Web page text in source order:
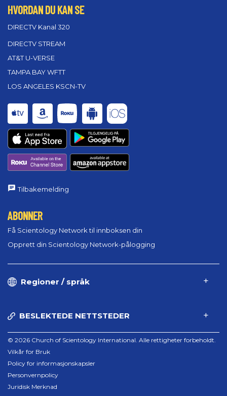
HVORDAN DU KAN SE
DIRECTV Kanal 320
DIRECTV STREAM
AT&T U-VERSE
TAMPA BAY WFTT
LOS ANGELES KSCN-TV
Tilbakemelding
ABONNER
Få Scientology Network til innboksen din
Opprett din Scientology Network-pålogging
Regioner / språk
BESLEKTEDE NETTSTEDER
© 2026 Church of Scientology International. Alle rettigheter forbeholdt.
Vilkår for Bruk
Policy for informasjonskapsler
Personvernpolicy
Juridisk Merknad